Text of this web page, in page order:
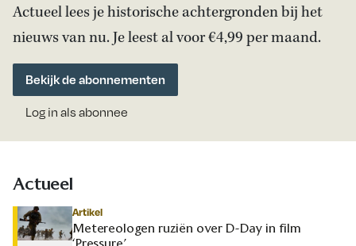
Actueel lees je historische achtergronden bij het
nieuws van nu. Je leest al voor €4,99 per maand.
Bekijk de abonnementen
Log in als abonnee
Actueel
Artikel
Metereologen ruziën over D-Day in film